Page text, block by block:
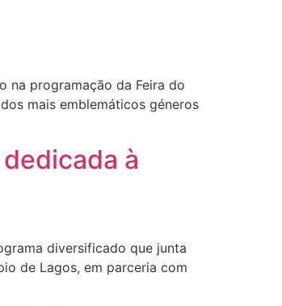
na programação da Feira do
mais emblemáticos géneros
à
diversificado que junta
de Lagos, em parceria com